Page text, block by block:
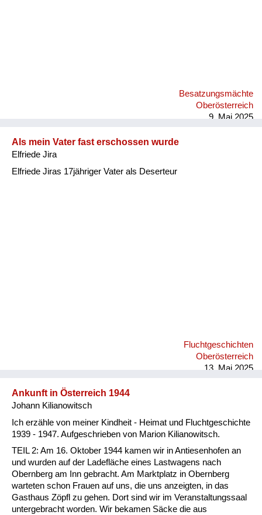
Besatzungsmächte
Oberösterreich
9. Mai 2025
Als mein Vater fast erschossen wurde
Elfriede Jira
Elfriede Jiras 17jähriger Vater als Deserteur
Fluchtgeschichten
Oberösterreich
13. Mai 2025
Ankunft in Österreich 1944
Johann Kilianowitsch
Ich erzähle von meiner Kindheit - Heimat und Fluchtgeschichte
1939 - 1947. Aufgeschrieben von Marion Kilianowitsch.
TEIL 2: Am 16. Oktober 1944 kamen wir in Antiesenhofen an
und wurden auf der Ladefläche eines Lastwagens nach
Obernberg am Inn gebracht. Am Marktplatz in Obernberg
warteten schon Frauen auf uns, die uns anzeigten, in das
Gasthaus Zöpfl zu gehen. Dort sind wir im Veranstaltungssaal
untergebracht worden. Wir bekamen Säcke die aus